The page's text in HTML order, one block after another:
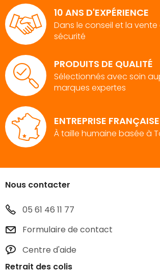
10 ANS D'EXPÉRIENCE
Dans le conseil et la
sécurité
PRODUITS DE QUALITÉ
Sélectionnés avec soin
marques expertes
ENTREPRISE FRANÇAISE
À taille humaine basée à
Nous contacter
05 61 46 11 77
Formulaire de contact
Centre d'aide
Retrait des colis